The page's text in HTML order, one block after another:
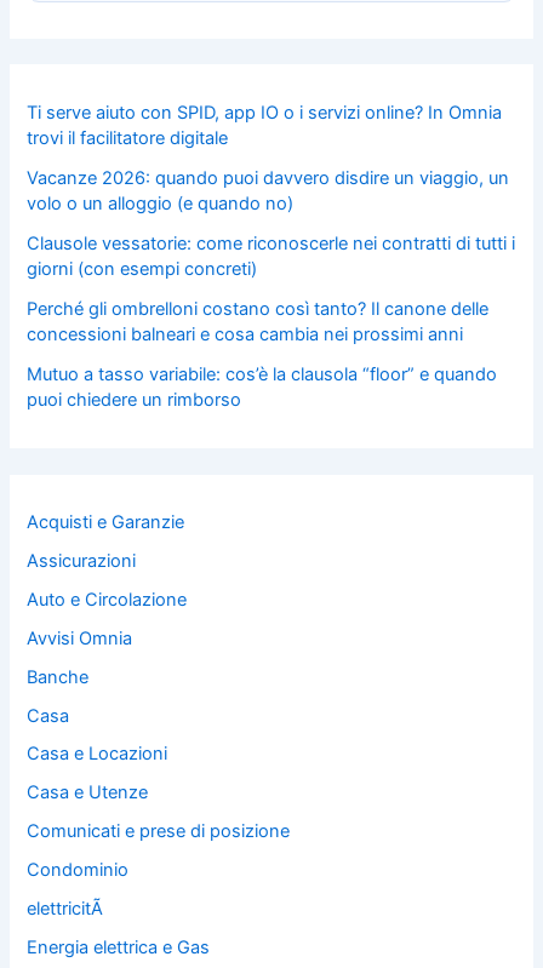
Ti serve aiuto con SPID, app IO o i servizi online? In Omnia
trovi il facilitatore digitale
Vacanze 2026: quando puoi davvero disdire un viaggio, un
volo o un alloggio (e quando no)
Clausole vessatorie: come riconoscerle nei contratti di tutti i
giorni (con esempi concreti)
Perché gli ombrelloni costano così tanto? Il canone delle
concessioni balneari e cosa cambia nei prossimi anni
Mutuo a tasso variabile: cos’è la clausola “floor” e quando
puoi chiedere un rimborso
Acquisti e Garanzie
Assicurazioni
Auto e Circolazione
Avvisi Omnia
Banche
Casa
Casa e Locazioni
Casa e Utenze
Comunicati e prese di posizione
Condominio
elettricitÃ
Energia elettrica e Gas